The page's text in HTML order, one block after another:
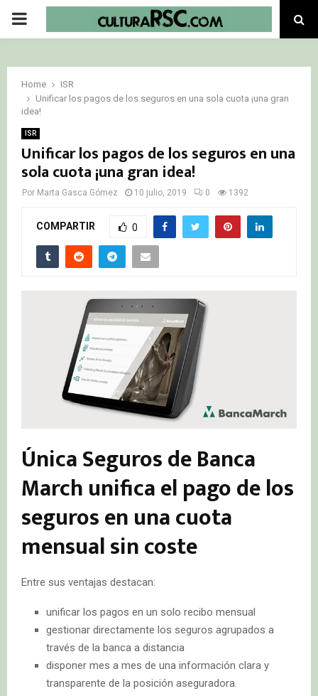
PRIMARY
Home
ISR
Unificar los pagos de los seguros en una sola cuota ¡una gran
idea!
ISR
Unificar los pagos de los seguros en una
sola cuota ¡una gran idea!
Por Marta Gasca Gómez 10 julio, 2019 0 1392
COMPARTIR 0
Única Seguros de Banca
March unifica el pago de los
seguros en una cuota
mensual sin coste
Entre sus ventajas destacan:
unificar los pagos en un solo recibo mensual
gestionar directamente los seguros agrupados a
través de la banca a distancia
disponer mes a mes de una información clara y
transparente de la posición aseguradora.